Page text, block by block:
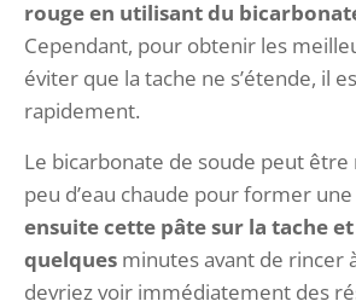
rouge en utilisant du
Cependant, pour obtenir les
éviter que la tache ne s’étende, il
rapidement.
Le bicarbonate de soude peut être
peu d’eau chaude pour former
ensuite cette pâte sur la tache
quelques minutes avant de rincer
devriez voir immédiatement des